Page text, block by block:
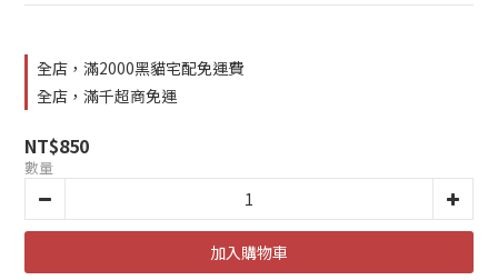
全店，滿2000黑貓宅配免運費
全店，滿千超商免運
NT$850
數量
加入購物車